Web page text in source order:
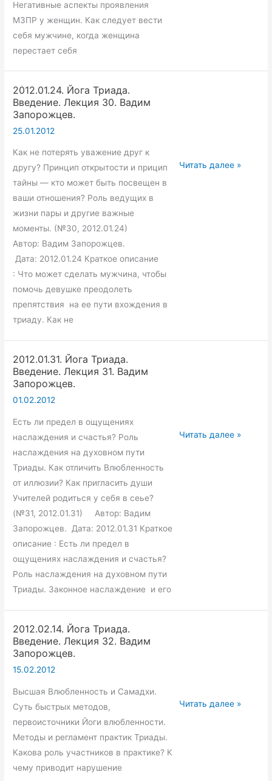
Негативные аспекты проявления
МЗПР у женщин. Как следует вести
себя мужчине, когда женщина
перестает себя
2012.01.24. Йога Триада.
Введение. Лекция 30. Вадим
Запорожцев.
25.01.2012
Как не потерять уважение друг к
другу? Принцип открытости и прицип
тайны — кто может быть посвещен в
ваши отношения? Роль ведущих в
жизни пары и другие важные
моменты. (№30, 2012.01.24)
Автор: Вадим Запорожцев.
Дата: 2012.01.24 Краткое описание
: Что может сделать мужчина, чтобы
помочь девушке преодолеть
препятствия на ее пути вхождения в
триаду. Как не
2012.01.24.
Читать далее »
2012.01.31. Йога Триада.
Введение. Лекция 31. Вадим
Запорожцев.
01.02.2012
Есть ли предел в ощущениях
наслаждения и счастья? Роль
наслаждения на духовном пути
Триады. Как отличить Влюбленность
от иллюзии? Как пригласить души
Учителей родиться у себя в сеье?
(№31, 2012.01.31) Автор: Вадим
Запорожцев. Дата: 2012.01.31 Краткое
описание : Есть ли предел в
ощущениях наслаждения и счастья?
Роль наслаждения на духовном пути
Триады. Законное наслаждение и его
2012.01.31.
Читать далее »
2012.02.14. Йога Триада.
Введение. Лекция 32. Вадим
Запорожцев.
15.02.2012
Высшая Влюбленность и Самадхи.
Суть быстрых методов,
первоисточники Йоги влюбленности.
Методы и регламент практик Триады.
Какова роль участников в практике? К
чему приводит нарушение
2012.02.14.
Читать далее »